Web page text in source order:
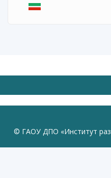
© ГАОУ ДПО «Институт